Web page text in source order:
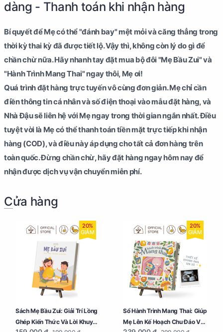
dàng - Thanh toán khi nhận hàng
Bí quyết để Mẹ có thể "đánh bay" mệt mỏi và căng thẳng trong
thời kỳ thai kỳ đã được tiết lộ. Vậy thì, không còn lý do gì để
chần chừ nữa. Hãy nhanh tay đặt mua bộ đôi"Mẹ Bầu Zui"và
"Hành Trình Mang Thai" ngay thôi, Mẹ ơi!
Quá trình đặt hàng trực tuyến vô cùng đơn giản. Mẹ chỉ cần
điền thông tin cá nhân và số điện thoại vào mẫu đặt hàng, và
Nhà Đậu sẽ liên hệ với Mẹ ngay trong thời gian ngắn nhất. Điều
tuyệt vời là Mẹ có thể thanh toán tiền mặt trực tiếp khi nhận
hàng (COD), và điều này áp dụng cho tất cả đơn hàng trên
toàn quốc. Đừng chần chừ, hãy đặt hàng ngay hôm nay để
nhận được dịch vụ vận chuyển miễn phí.
Cửa hàng
20%
GIẢM
Sách Mẹ Bầu Zui: Giải Trí Lồng
Ghép Kiến Thức Và Lời Khuyên
20%
GIẢM
Sổ Hành Trình Mang Thai: Giúp
Mẹ Lên Kế Hoạch Chu Đáo Và